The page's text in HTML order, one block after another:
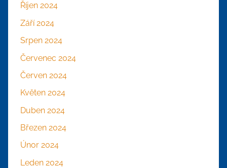
Říjen 2024
Září 2024
Srpen 2024
Červenec 2024
Červen 2024
Květen 2024
Duben 2024
Březen 2024
Únor 2024
Leden 2024